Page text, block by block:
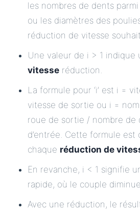
les nombres de dents
ou les diamètres des
réduction de vitesse
Une valeur de i > 1 indique
vitesse réduction.
La formule pour ‘i’ est i =
vitesse de sortie ou i =
roue de sortie / nombre de
d’entrée. Cette formule est
chaque réduction de
En revanche, i < 1 signifie
rapide, où le couple
Avec une réduction, le